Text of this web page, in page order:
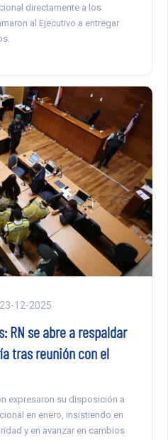
directamente a los
al Ejecutivo a entregar
23-12-2025
RN se abre a respaldar
tras reunión con el
expresaron su disposición a
en enero, insistiendo en
y en avanzar en cambios